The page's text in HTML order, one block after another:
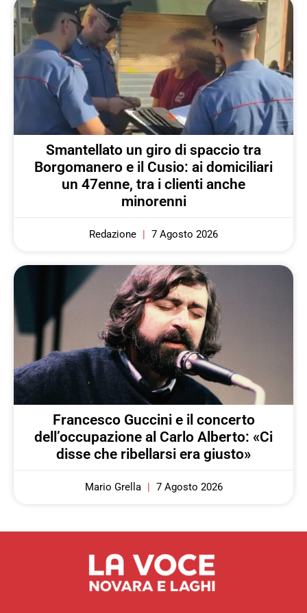
Smantellato un giro di spaccio tra
Borgomanero e il Cusio: ai domiciliari
un 47enne, tra i clienti anche
minorenni
Redazione 7 Agosto 2026
Francesco Guccini e il concerto
dell’occupazione al Carlo Alberto: «Ci
disse che ribellarsi era giusto»
Mario Grella 7 Agosto 2026